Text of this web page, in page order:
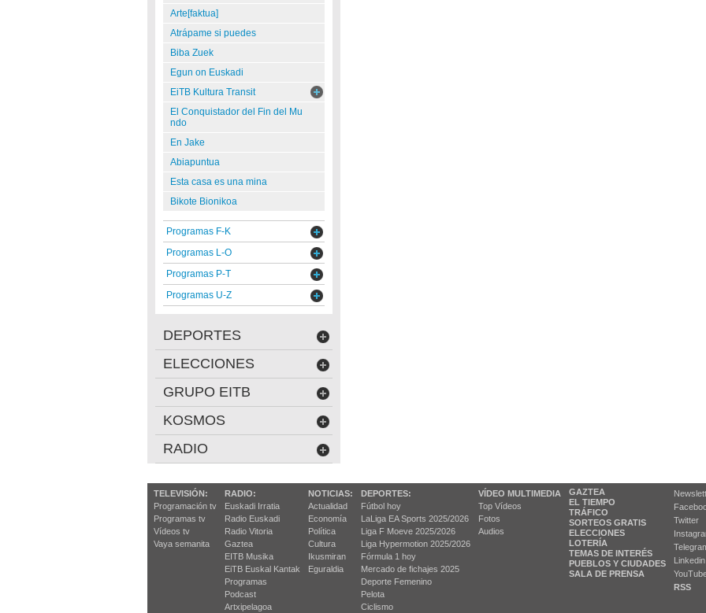
Arte[faktua]
Atrápame si puedes
Biba Zuek
Egun on Euskadi
EiTB Kultura Transit
El Conquistador del Fin del Mu
ndo
En Jake
Abiapuntua
Esta casa es una mina
Bikote Bionikoa
Programas F-K
Programas L-O
Programas P-T
Programas U-Z
DEPORTES
ELECCIONES
GRUPO EITB
KOSMOS
RADIO
TELEVISIÓN:
Programación tv
Programas tv
Vídeos tv
Vaya semanita
RADIO:
Euskadi Irratia
Radio Euskadi
Radio Vitoria
Gaztea
EITB Musika
EiTB Euskal Kantak
Programas
Podcast
Artxipelagoa
NOTICIAS:
Actualidad
Economía
Política
Cultura
Ikusmiran
Eguraldia
DEPORTES:
Fútbol hoy
LaLiga EA Sports 2025/2026
Liga F Moeve 2025/2026
Liga Hypermotion 2025/2026
Fórmula 1 hoy
Mercado de fichajes 2025
Deporte Femenino
Pelota
Ciclismo
VÍDEO MULTIMEDIA
Top Vídeos
Fotos
Audios
GAZTEA
EL TIEMPO
TRÁFICO
SORTEOS GRATIS
ELECCIONES
LOTERÍA
TEMAS DE INTERÉS
PUEBLOS Y CIUDADES
SALA DE PRENSA
Twitter
Linkedin
RSS